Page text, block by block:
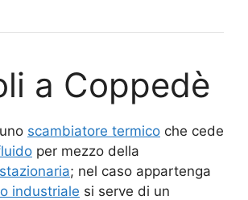
a Coppedè
scambiatore termico che cede
per mezzo della
; nel caso appartenga
industriale si serve di un